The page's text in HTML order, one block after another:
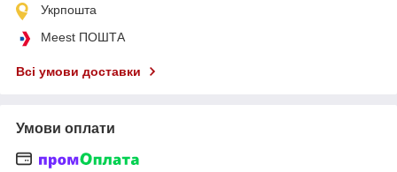
Укрпошта
Meest ПОШТА
Всі умови доставки
Умови оплати